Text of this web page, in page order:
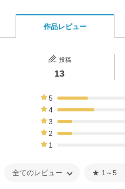
作品レビュー
投稿
13
5
4
3
2
1